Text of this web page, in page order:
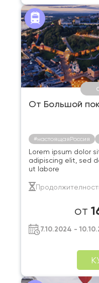
От Большой
#настоящаяРоссия
Lorem ipsum dolor
adipiscing elit, sed
ut labore
от
7.10.2024 -